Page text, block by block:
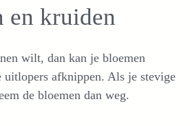
en kruiden
wilt, dan kan je bloemen
uitlopers afknippen. Als je stevige
de bloemen dan weg.